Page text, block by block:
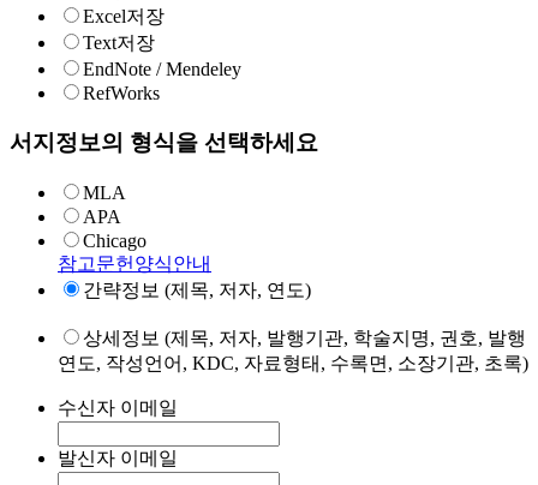
Excel저장
Text저장
EndNote / Mendeley
RefWorks
서지정보의 형식을 선택하세요
MLA
APA
Chicago
참고문헌양식안내
간략정보 (제목, 저자, 연도)
상세정보 (제목, 저자, 발행기관, 학술지명, 권호, 발행
연도, 작성언어, KDC, 자료형태, 수록면, 소장기관, 초록)
수신자 이메일
발신자 이메일